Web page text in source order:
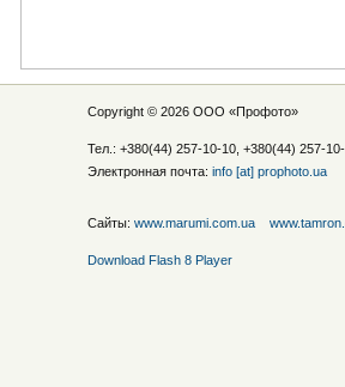
Copyright © 2026 ООО «Профото»
Тел.: +380(44) 257-10-10, +380(44) 257-10-
Электронная почта: info [at] prophoto.ua
Сайты: www.marumi.com.ua
Download Flash 8 Player